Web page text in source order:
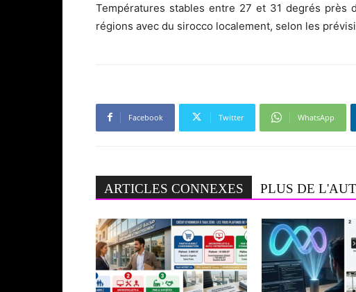
Températures stables entre 27 et 31 degrés
régions avec du sirocco localement, selon les
Facebook Twitter WhatsApp
ARTICLES CONNEXES PLUS DE